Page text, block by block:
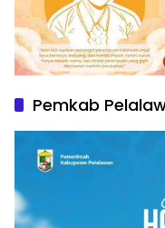
Pemkab